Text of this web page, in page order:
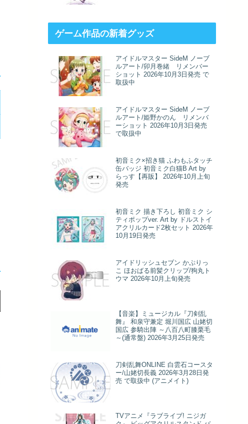
ゲーム作品の新着グッズ
アイドルマスター SideM ノーブ
ルアート/卯月巻緒 リメンバー
ショット 2026年10月3日発売 で
取扱中
アイドルマスター SideM ノーブ
ルアート/姫野かのん リメンバ
ーショット 2026年10月3日発売
で取扱中
初音ミク×招き猫 ふわもふタッチ
缶バッジ 初音ミク白猫B Art by
らっす【再販】 2026年10月上旬
発売
初音ミク 描き下ろし 初音ミク シ
ティポップver. Art by ドルストイ
アクリルカード2枚セット 2026年
10月19日発売
アイドリッシュセブン かぷりっ
こ ほおばる前髪クリップ/狗丸ト
ウマ 2026年10月上旬発売
【音楽】ミュージカル『刀剣乱
舞』 和泉守兼定 堀川国広 山姥切
国広 参騎出陣 ～八百八町膝栗毛
～(通常盤) 2026年3月25日発売
刀剣乱舞ONLINE 白雲石コースタ
ー/山姥切長義 2026年3月28日発
売 で取扱中 (アニメイト)
TVアニメ『ラブライブ! ニジガ